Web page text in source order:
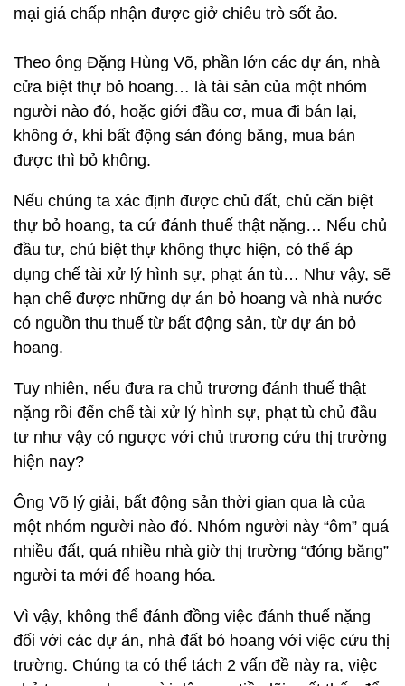
mại giá chấp nhận được giở chiêu trò sốt ảo.
Theo ông Đặng Hùng Võ, phần lớn các dự án, nhà
cửa biệt thự bỏ hoang… là tài sản của một nhóm
người nào đó, hoặc giới đầu cơ, mua đi bán lại,
không ở, khi bất động sản đóng băng, mua bán
được thì bỏ không.
Nếu chúng ta xác định được chủ đất, chủ căn biệt
thự bỏ hoang, ta cứ đánh thuế thật nặng… Nếu chủ
đầu tư, chủ biệt thự không thực hiện, có thể áp
dụng chế tài xử lý hình sự, phạt án tù… Như vậy, sẽ
hạn chế được những dự án bỏ hoang và nhà nước
có nguồn thu thuế từ bất động sản, từ dự án bỏ
hoang.
Tuy nhiên, nếu đưa ra chủ trương đánh thuế thật
nặng rồi đến chế tài xử lý hình sự, phạt tù chủ đầu
tư như vậy có ngược với chủ trương cứu thị trường
hiện nay?
Ông Võ lý giải, bất động sản thời gian qua là của
một nhóm người nào đó. Nhóm người này “ôm” quá
nhiều đất, quá nhiều nhà giờ thị trường “đóng băng”
người ta mới để hoang hóa.
Vì vậy, không thể đánh đồng việc đánh thuế nặng
đối với các dự án, nhà đất bỏ hoang với việc cứu thị
trường. Chúng ta có thể tách 2 vấn đề này ra, việc